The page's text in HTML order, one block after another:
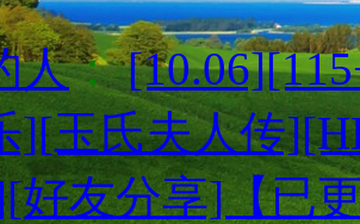
人：
][玉氏夫人传
好友分享]【已